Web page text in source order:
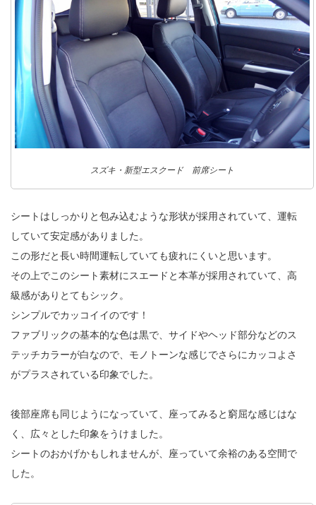
スズキ・新型エスクード 前席シート
シートはしっかりと包み込むような形状が採用されていて、運転
していて安定感がありました。
この形だと長い時間運転していても疲れにくいと思います。
その上でこのシート素材にスエードと本革が採用されていて、高
級感がありとてもシック。
シンプルでカッコイイのです！
ファブリックの基本的な色は黒で、サイドやヘッド部分などのス
テッチカラーが白なので、モノトーンな感じでさらにカッコよさ
がプラスされている印象でした。
後部座席も同じようになっていて、座ってみると窮屈な感じはな
く、広々とした印象をうけました。
シートのおかげかもしれませんが、座っていて余裕のある空間で
した。